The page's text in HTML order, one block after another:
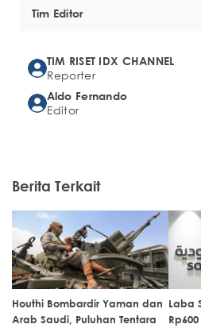
Tim Editor
TIM RISET IDX CHANNEL
Reporter
Aldo Fernando
Editor
Berita Terkait
Houthi Bombardir Yaman dan
Arab Saudi, Puluhan Tentara
Laba